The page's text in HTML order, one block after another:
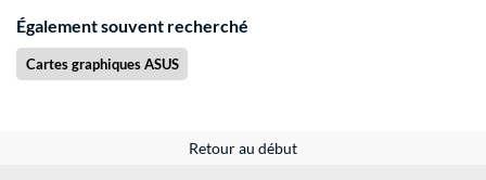
Également souvent recherché
Cartes graphiques ASUS
Retour au début